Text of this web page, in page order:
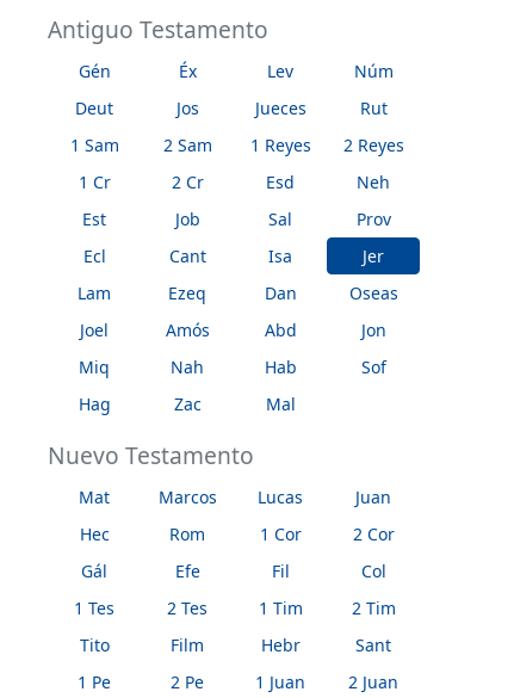
Antiguo Testamento
Gén Éx Lev
Núm
Deut
Jos Jueces
Rut
1 Sam
2 Sam 1 Reyes
2 Reyes
1 Cr
2 Cr Esd
Neh
Est
Job Sal
Prov
Ecl
Cant Isa
Jer
Lam
Ezeq Dan
Oseas
Joel
Amós Abd
Jon
Miq
Nah Hab
Sof
Hag
Zac Mal
Nuevo Testamento
Mat Marcos Lucas
Juan
Hec
Rom 1 Cor
2 Cor
Gál
Efe Fil
Col
1 Tes
2 Tes 1 Tim
2 Tim
Tito
Film Hebr
Sant
1 Pe
2 Pe 1 Juan
2 Juan